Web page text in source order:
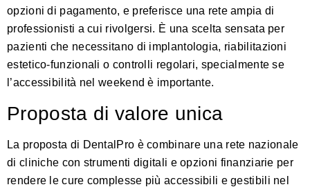
opzioni di pagamento, e preferisce una rete ampia di
professionisti a cui rivolgersi. È una scelta sensata per
pazienti che necessitano di implantologia, riabilitazioni
estetico-funzionali o controlli regolari, specialmente se
l’accessibilità nel weekend è importante.
Proposta di valore unica
La proposta di DentalPro è combinare una rete nazionale
di cliniche con strumenti digitali e opzioni finanziarie per
rendere le cure complesse più accessibili e gestibili nel